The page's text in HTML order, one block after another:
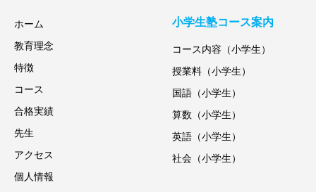
ホーム
教育理念
特徴
コース
合格実績
先生
アクセス
個人情報
小学生塾コース案内
コース内容（小学生）
授業料（小学生）
国語（小学生）
算数（小学生）
英語（小学生）
社会（小学生）